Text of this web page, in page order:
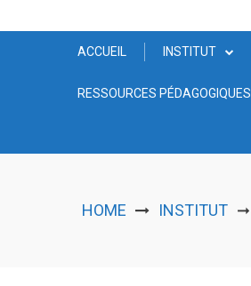
ACCUEIL INSTITUT
RESSOURCES PÉDAGOGIQUES
HOME INSTITUT ➞